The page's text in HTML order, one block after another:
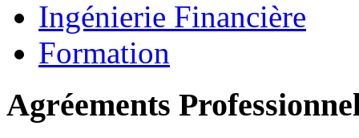
Ingénierie Financière
Formation
Agréements